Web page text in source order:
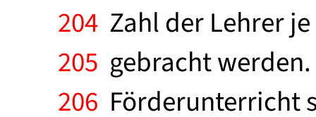
204 Zahl der Lehrer
205 gebracht
206 Förderunterricht